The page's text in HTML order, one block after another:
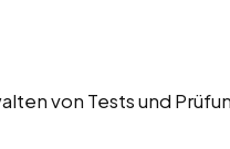
von Tests und